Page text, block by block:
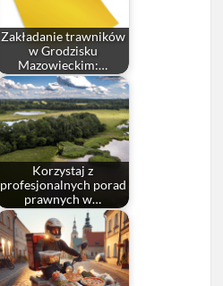
Zakładanie trawników
w Grodzisku
Mazowieckim:…
Korzystaj z
profesjonalnych porad
prawnych w…